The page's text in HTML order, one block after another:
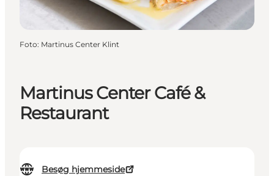
Martinus Center Café &
Restaurant
Besøg hjemmeside
Foto: Martinus Center Klint